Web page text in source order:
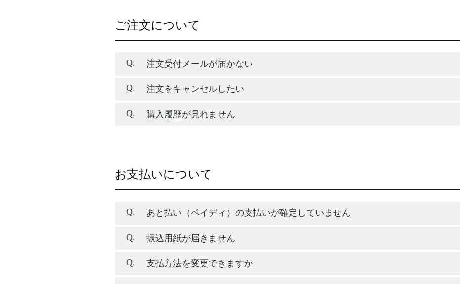
ご注文について
注文受付メールが届かない
注文をキャンセルしたい
購入履歴が見れません
お支払いについて
あと払い（ペイディ）の支払いが確定していません
振込用紙が届きません
支払方法を変更できますか